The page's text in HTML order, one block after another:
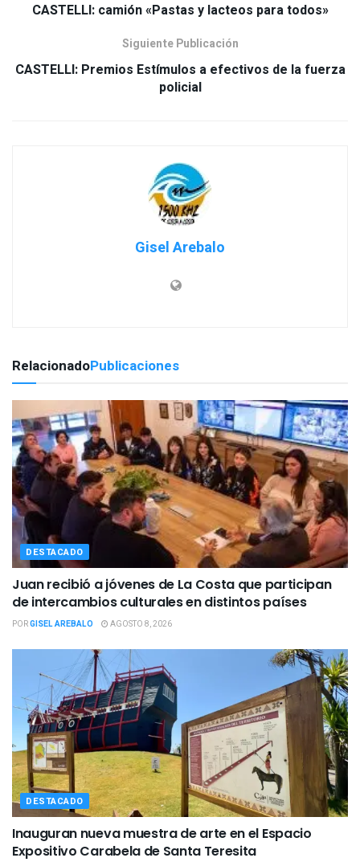
CASTELLI: camión «Pastas y lacteos para todos»
Siguiente Publicación
CASTELLI: Premios Estímulos a efectivos de la fuerza
policial‏
Gisel Arebalo
RelacionadoPublicaciones
DESTACADO
Juan recibió a jóvenes de La Costa que participan
de intercambios culturales en distintos países
PORGISEL AREBALO AGOSTO 8, 2026
DESTACADO
Inauguran nueva muestra de arte en el Espacio
Expositivo Carabela de Santa Teresita